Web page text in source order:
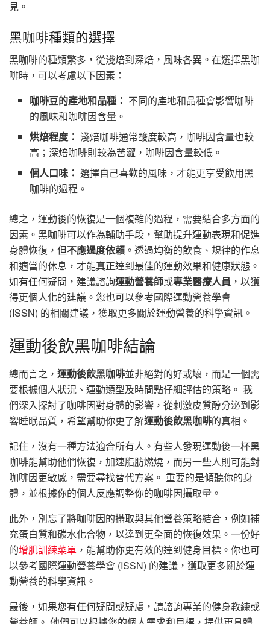
見。
黑咖啡種類的選擇
黑咖啡的種類繁多，從淺焙到深焙，風味各異。在選擇黑咖
啡時，可以考慮以下因素：
咖啡豆的產地和品種： 不同的產地和品種會影響咖啡
的風味和咖啡因含量。
烘焙程度： 淺焙咖啡通常酸度較高，咖啡因含量也較
高；深焙咖啡則較為苦澀，咖啡因含量較低。
個人口味： 選擇自己喜歡的風味，才能更享受飲用黑
咖啡的過程。
總之，運動後的恢復是一個複雜的過程，需要結合多方面的
因素。黑咖啡可以作為輔助手段，幫助提升運動表現和促進
身體恢復，但不應過度依賴 。透過均衡的飲食、規律的作息
和適當的休息，才能真正達到最佳的運動效果和健康狀態。
如有任何疑問，建議諮詢運動營養師或專業醫療人員 ，以獲
得更個人化的建議。您也可以參考國際運動營養學會
(ISSN) 的相關建議，獲取更多關於運動營養的科學資訊。
運動後飲黑咖啡結論
總而言之， 運動後飲黑咖啡並非絕對的好或壞，而是一個需
要根據個人狀況、運動類型及時間點仔細評估的策略。 我
們深入探討了咖啡因對身體的影響，從刺激皮質醇分泌到影
響睡眠品質，希望幫助你更了解運動後飲黑咖啡的真相。
記住，沒有一種方法適合所有人。有些人發現運動後一杯黑
咖啡能幫助他們恢復，加速脂肪燃燒，而另一些人則可能對
咖啡因更敏感，需要尋找替代方案。 重要的是傾聽你的身
體，並根據你的個人反應調整你的咖啡因攝取量。
此外，別忘了將咖啡因的攝取與其他營養策略結合，例如補
充蛋白質和碳水化合物，以達到更全面的恢復效果。一份好
的增肌訓練菜單 ，能幫助你更有效的達到健身目標。你也可
以參考國際運動營養學會 (ISSN) 的建議，獲取更多關於運
動營養的科學資訊。
最後，如果您有任何疑問或疑慮，請諮詢專業的健身教練或